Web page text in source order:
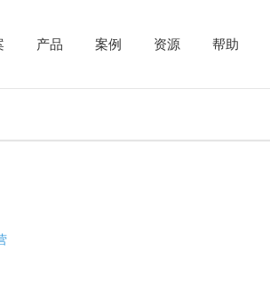
产品 案例 资源 帮助